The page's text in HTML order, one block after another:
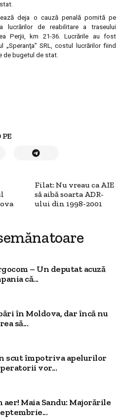
deja o cauză penală pornită pe
lucrărilor de reabilitare a traseului
Perjii, km 21-36. Lucrările au fost
SRL, costul lucrărilor fiind
de bugetul de stat.
Filat: Nu vreau ca AIE
să aibă soarta ADR-
ului din 1998-2001
– Un deputat acuză
că...
în Moldova, dar încă nu
să...
scut împotriva apelurilor
vor...
Maia Sandu: Majorările